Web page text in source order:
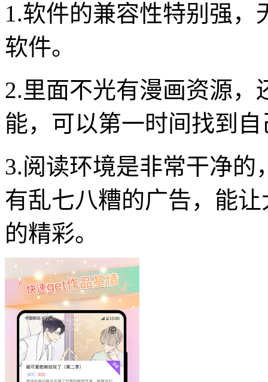
1.软件的兼容性特别强
软件。
2.里面不光有漫画资源
能，可以第一时间找到
3.阅读环境是非常干净
有乱七八糟的广告，能
的精彩。